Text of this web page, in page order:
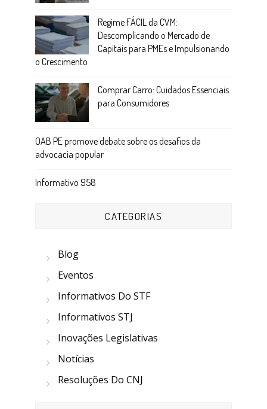
Regime FÁCIL da CVM:
Descomplicando o Mercado de
Capitais para PMEs e Impulsionando
o Crescimento
Comprar Carro: Cuidados Essenciais
para Consumidores
OAB PE promove debate sobre os desafios da
advocacia popular
Informativo 958
CATEGORIAS
Blog
Eventos
Informativos Do STF
Informativos STJ
Inovações Legislativas
Notícias
Resoluções Do CNJ